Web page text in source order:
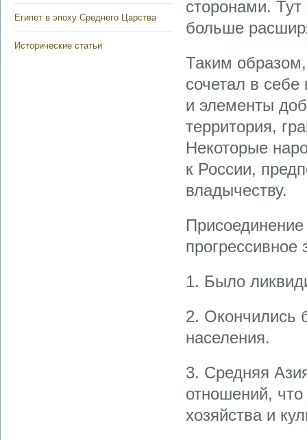
Египет в эпоху Среднего Царства
Исторические статьи
сторонами.
больше
Таким
сочетал в
и элементы
территория,
Некоторые
к России,
владычеству.
1. Было
2. Окончились
населения.
3. Средняя
отношений,
хозяйства и